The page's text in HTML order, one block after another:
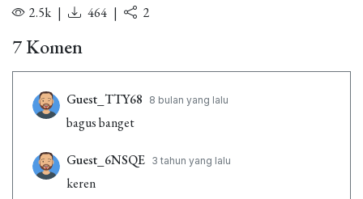
2.5k | 464 | 2
7 Komen
Guest_TTY68 8 bulan yang lalu
bagus banget
Guest_6NSQE 3 tahun yang lalu
keren